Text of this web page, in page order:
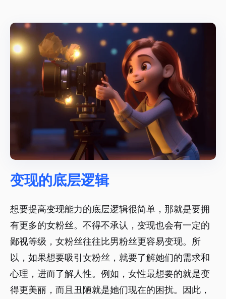
变现的底层逻辑
想要提高变现能力的底层逻辑很简单，那就是要拥
有更多的女粉丝。不得不承认，变现也会有一定的
鄙视等级，女粉丝往往比男粉丝更容易变现。所
以，如果想要吸引女粉丝，就要了解她们的需求和
心理，进而了解人性。例如，女性最想要的就是变
得更美丽，而且丑陋就是她们现在的困扰。因此，